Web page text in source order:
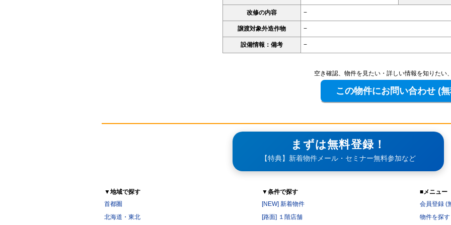
改修の内容 −
譲渡対象外造作物 −
設備情報：備考 −
空き確認、物件を見たい・詳しい情報を知りたい
まずは無料登録！
【特典】新着物件メール・セミナー無料参加など
▼地域で探す
首都圏
北海道・東北
▼条件で探す
[NEW] 新着物件
[路面] １階店舗
■メニュー
会員登録 (
物件を探す